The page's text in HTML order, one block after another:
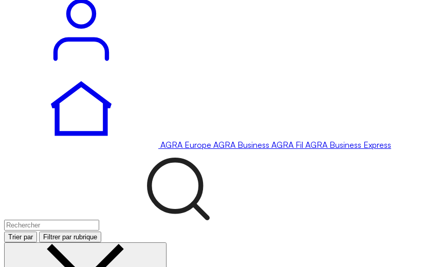
AGRA Europe AGRA Business AGRA Fil AGRA Business Express
Trier par Filtrer par rubrique